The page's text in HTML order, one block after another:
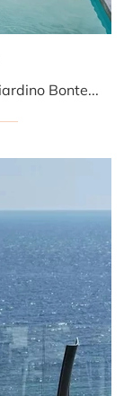
Arreda lo spazio verde con l'Arredo Giardino Bontempi! Set e tavolini da giardino in metallo, come il modello Alter Alto Outdoor, ti attendono!